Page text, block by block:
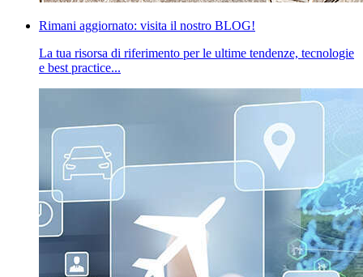
Rimani aggiornato: visita il nostro BLOG!
La tua risorsa di riferimento per le ultime tendenze, tecnologie
e best practice...